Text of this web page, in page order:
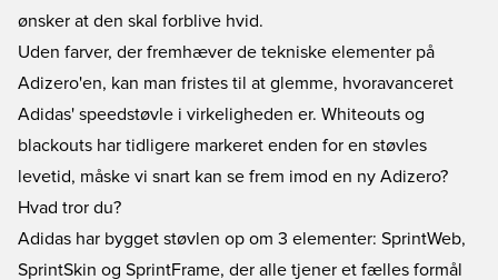
ønsker at den skal forblive hvid.
Uden farver, der fremhæver de tekniske elementer på
Adizero'en, kan man fristes til at glemme, hvoravanceret
Adidas' speedstøvle i virkeligheden er. Whiteouts og
blackouts har tidligere markeret enden for en støvles
levetid, måske vi snart kan se frem imod en ny Adizero?
Hvad tror du?
Adidas har bygget støvlen op om 3 elementer: SprintWeb,
SprintSkin og SprintFrame, der alle tjener et fælles formål